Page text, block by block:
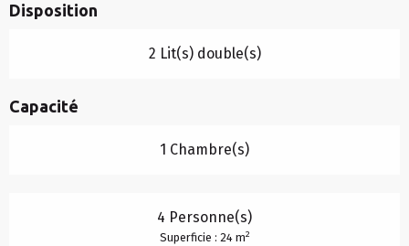
Disposition
2 Lit(s) double(s)
Capacité
1 Chambre(s)
4 Personne(s)
Superficie : 24 m2